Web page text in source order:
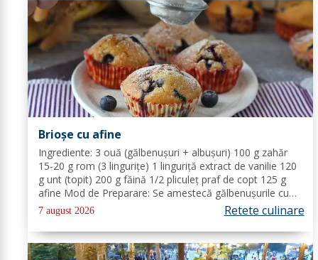
Brioșe cu afine
Ingrediente: 3 ouă (gălbenușuri + albușuri) 100 g zahăr
15-20 g rom (3 lingurițe) 1 linguriță extract de vanilie 120
g unt (topit) 200 g făină 1/2 pliculeț praf de copt 125 g
afine Mod de Preparare: Se amestecă gălbenușurile cu
zahărul, romul și vanilia. Se adaugă untul topit, făina și
praful de...
7 august 2026 Retete culinare